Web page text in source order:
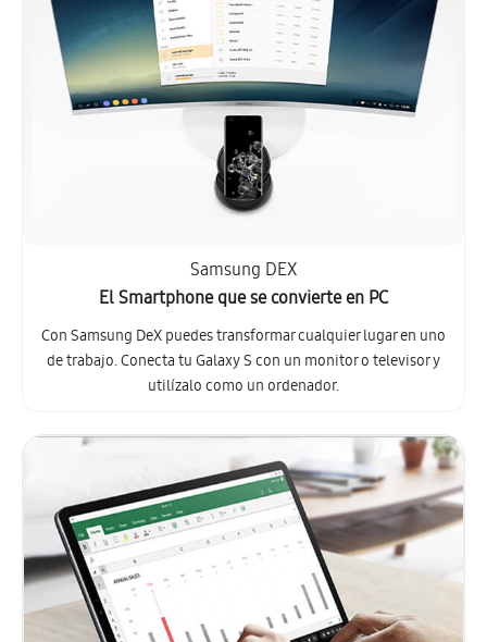
Samsung DEX
El Smartphone que se convierte en PC
Con Samsung DeX puedes transformar cualquier lugar en uno
de trabajo. Conecta tu Galaxy S con un monitor o televisor y
utilízalo como un ordenador.